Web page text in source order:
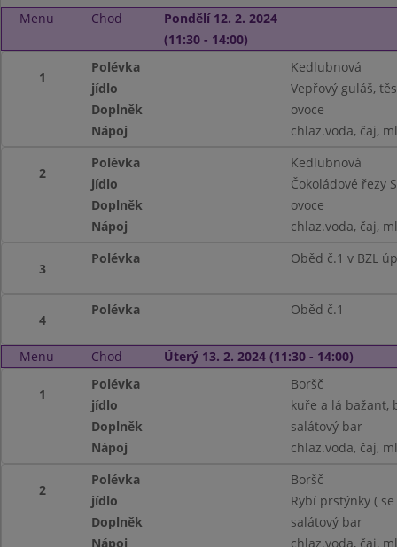
Menu Chod
Pondělí 12. 2. 2024
(11:30 - 14:00)
1
Polévka
Kedlubnová
jídlo
Vepřový guláš,
Doplněk
ovoce
Nápoj
chlaz.voda, čaj,
2
Polévka
Kedlubnová
jídlo
Čokoládové řezy
Doplněk
ovoce
Nápoj
chlaz.voda, čaj,
3
Polévka Oběd č.1 v BZL
4
Polévka Oběd č.1
Menu Chod Úterý 13. 2. 2024 (11:30 - 14:00)
1
Polévka
Boršč
jídlo
kuře a lá bažant,
Doplněk
salátový bar
Nápoj
chlaz.voda, čaj,
2
Polévka
Boršč
jídlo
Rybí prstýnky (
Doplněk
salátový bar
Nápoj
chlaz.voda, čaj,